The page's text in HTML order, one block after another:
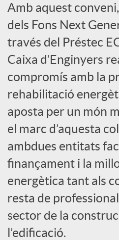
d
o
r
d
e
c
o
Amb aquest
dels Fons Next
través del Préstec
Caixa d’Enginyers
compromís amb la
rehabilitació
aposta per un món
el marc d’aquesta
ambdues entitats
finançament i la
energètica tant als
resta de
sector de la
l’edificació.